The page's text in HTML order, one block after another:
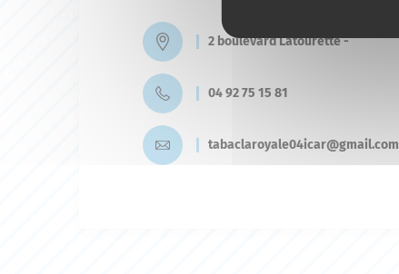
2 boulevard Latourette -
04 92 75 15 81
tabaclaroyale04icar@gmail.com